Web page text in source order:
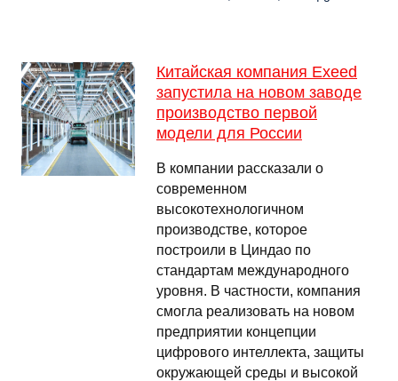
Китайская компания Exeed
запустила на новом заводе
производство первой
модели для России
В компании рассказали о
современном
высокотехнологичном
производстве, которое
построили в Циндао по
стандартам международного
уровня. В частности, компания
смогла реализовать на новом
предприятии концепции
цифрового интеллекта, защиты
окружающей среды и высокой